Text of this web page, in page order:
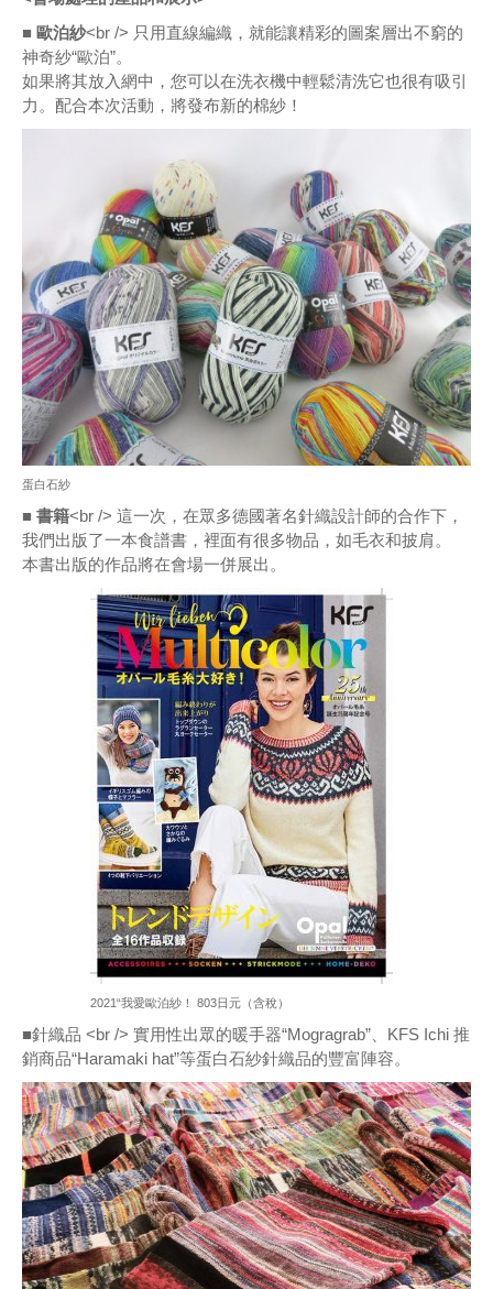
■ 歐泊紗<br /> 只用直線編織，就能讓精彩的圖案層出不窮的
神奇紗“歐泊”。
如果將其放入網中，您可以在洗衣機中輕鬆清洗它也很有吸引
力。配合本次活動，將發布新的棉紗！
蛋白石紗
■ 書籍<br /> 這一次，在眾多德國著名針織設計師的合作下，
我們出版了一本食譜書，裡面有很多物品，如毛衣和披肩。
本書出版的作品將在會場一併展出。
2021“我愛歐泊紗！ 803日元（含稅）
■針織品 <br /> 實用性出眾的暖手器“Mogragrab”、KFS Ichi 推
銷商品“Haramaki hat”等蛋白石紗針織品的豐富陣容。